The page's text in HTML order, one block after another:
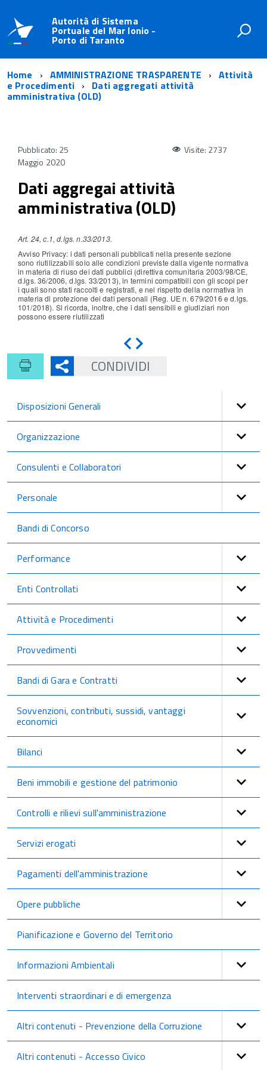
Autorità di Sistema
Portuale del Mar Ionio -
Porto di Taranto
Home AMMINISTRAZIONE TRASPARENTE Attività
e Procedimenti Dati aggregati attività
amministrativa (OLD)
Pubblicato: 25
Maggio 2020
Visite: 2737
Dati aggregai attività
amministrativa (OLD)
Art. 24, c.1, d.lgs. n.33/2013.
Avviso Privacy: i dati personali pubblicati nella presente sezione
sono riutilizzabili solo alle condizioni previste dalla vigente normativa
in materia di riuso dei dati pubblici (direttiva comunitaria 2003/98/CE,
d.lgs. 36/2006, d.lgs. 33/2013), in termini compatibili con gli scopi per
i quali sono stati raccolti e registrati, e nel rispetto della normativa in
materia di protezione dei dati personali (Reg. UE n. 679/2016 e d.lgs.
101/2018). Si ricorda, inoltre, che i dati sensibili e giudiziari non
possono essere riutilizzati
Indietro
CONDIVIDI
Disposizioni Generali
Organizzazione
Consulenti e Collaboratori
Personale
Bandi di Concorso
Performance
Enti Controllati
Attività e Procedimenti
Provvedimenti
Bandi di Gara e Contratti
Sovvenzioni, contributi, sussidi, vantaggi
economici
Bilanci
Beni immobili e gestione del patrimonio
Controlli e rilievi sull'amministrazione
Servizi erogati
Pagamenti dell'amministrazione
Opere pubbliche
Pianificazione e Governo del Territorio
Informazioni Ambientali
Interventi straordinari e di emergenza
Altri contenuti - Prevenzione della Corruzione
Altri contenuti - Accesso Civico